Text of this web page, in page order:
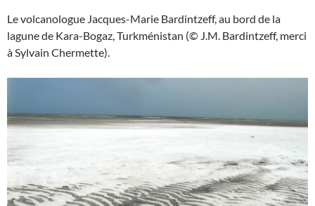
Le volcanologue Jacques-Marie Bardintzeff, au bord de la
lagune de Kara-Bogaz, Turkménistan (© J.M. Bardintzeff, merci
à Sylvain Chermette).